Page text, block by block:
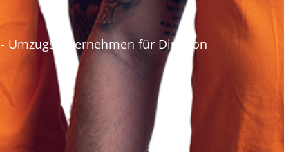
- Umzugsunternehmen für Dintikon